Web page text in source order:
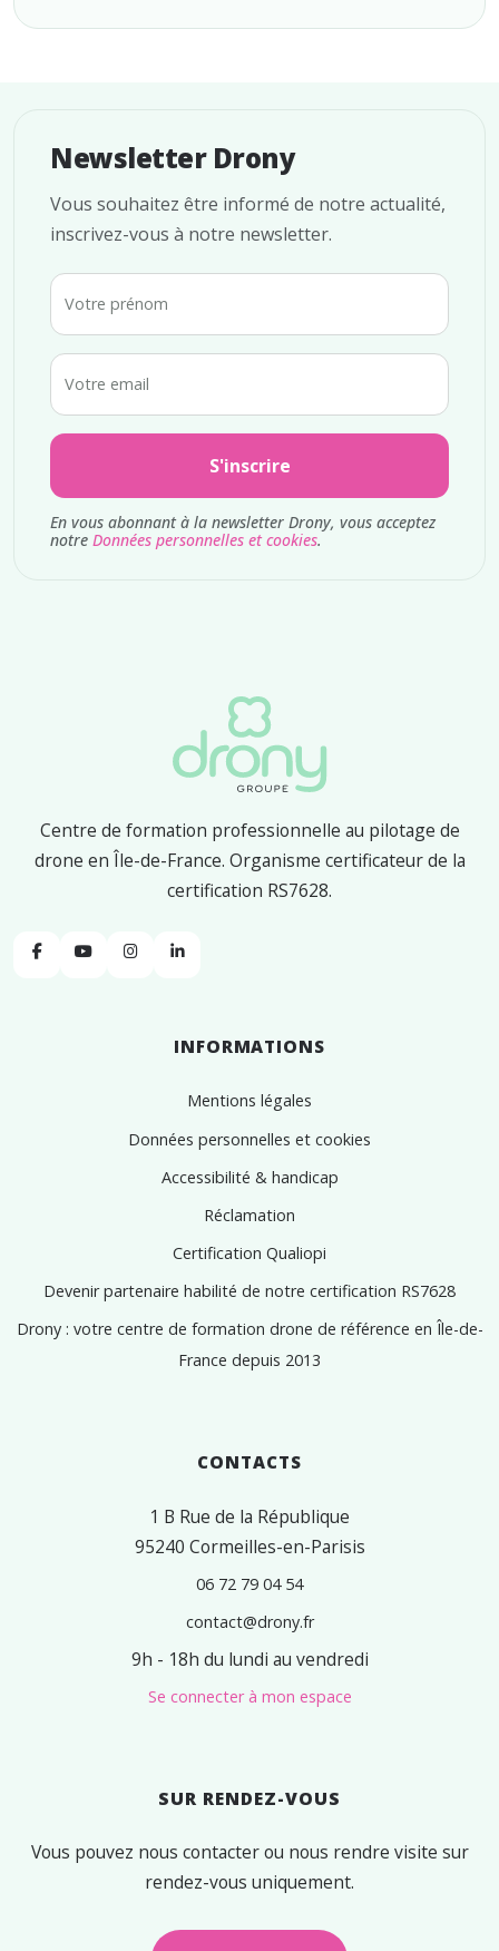
Newsletter Drony
Vous souhaitez être informé de notre actualité,
inscrivez-vous à notre newsletter.
Votre prénom
Votre email
S'inscrire
En vous abonnant à la newsletter Drony, vous acceptez
notre Données personnelles et cookies.
Centre de formation professionnelle au pilotage de
drone en Île-de-France. Organisme certificateur de la
certification RS7628.
FacebookYouTubeInstagram
INFORMATIONS
Mentions légales
Données personnelles et cookies
Accessibilité & handicap
Réclamation
Certification Qualiopi
Devenir partenaire habilité de notre certification RS7628
Drony : votre centre de formation drone de référence en Île-de-
France depuis 2013
CONTACTS
1 B Rue de la République
95240 Cormeilles-en-Parisis
06 72 79 04 54
contact@drony.fr
9h - 18h du lundi au vendredi
Se connecter à mon espace
SUR RENDEZ-VOUS
Vous pouvez nous contacter ou nous rendre visite sur
rendez-vous uniquement.